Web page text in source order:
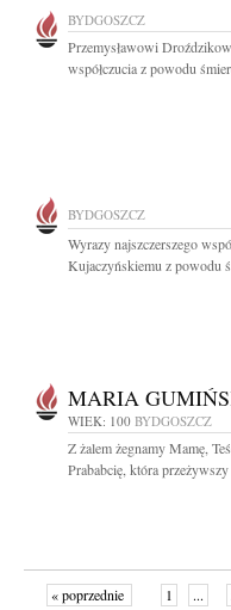
BYDGOSZCZ
Przemysławowi
współczucia z powodu
BYDGOSZCZ
Wyrazy najszczerszego
Kujaczyńskiemu z powodu
MARIA
WIEK: 100 BYDGOSZCZ
Z żalem żegnamy Mamę,
Prababcię, która przeżywszy
« poprzednie 1 ...